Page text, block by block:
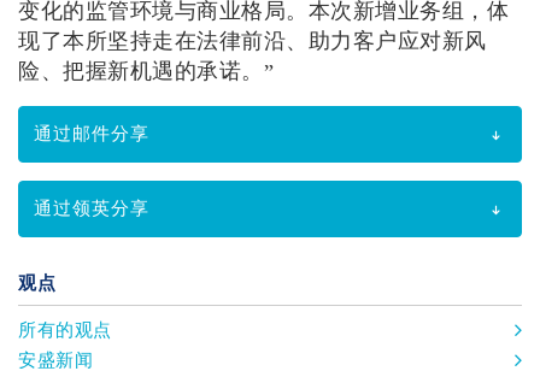
变化的监管环境与商业格局。本次新增业务组，体
现了本所坚持走在法律前沿、助力客户应对新风
险、把握新机遇的承诺。”
通过邮件分享
通过领英分享
观点
所有的观点
安盛新闻